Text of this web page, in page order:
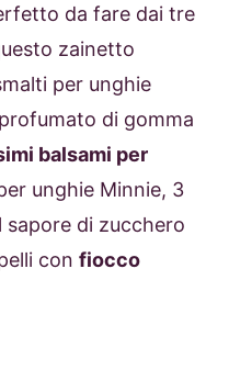
da fare dai tre
zainetto
per unghie
di gomma
balsami per
unghie Minnie, 3
sapore di zucchero
con fiocco